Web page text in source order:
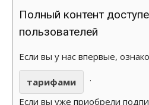
Полный контент
пользователей
Если вы у нас впервые,
тарифами
.
Если вы уже приобрели